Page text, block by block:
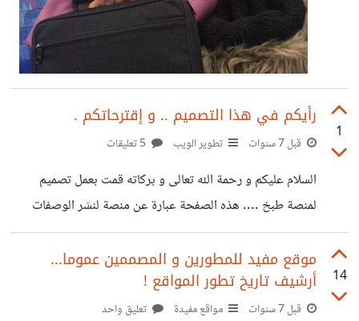
1
رأيكم في هذا التصميم .. و إقترحاتكم .
قبل 7 سنوات تطوير الويب
السلام عليكم و رحمة الله تعالى و بركاته قمت بعمل تصميم
لمنصة طبخ .... هذه الصفحة عبارة عن منصة لنشر الوصفات
(نسيت أن أضيف زر اللايك و الكومنت للوصفات)... ما هي آراؤكم
الأولية من فضلكم . لمن يسأل عن البرنامج المستخدم في
التصميم : figma (سهل جدا و بسيط). الآراء من حيث : - تجربة
المستخدم في التصميم . - المساحات . - الألوان . - التوزيع .
14
موقع مفيد للمطورين و المصممين عموما...
أرشيف تاريخ تطور المواقع !
قبل 7 سنوات مواقع مفيدة تعليق واحد